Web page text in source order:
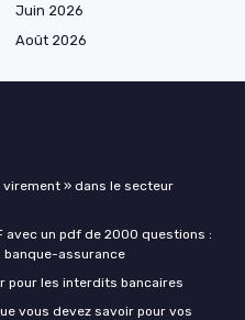
Juin 2026
Août 2026
» dans le secteur
avec un pdf de 2000 questions :
banque-assurance
pour les interdits bancaires
vous devez savoir pour vos